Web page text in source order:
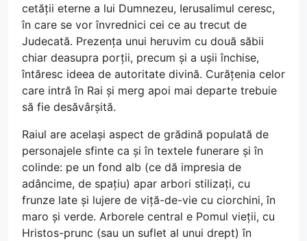
cetății eterne a lui Dumnezeu, Ierusalimul ceresc,
în care se vor învrednici cei ce au trecut de
Judecată. Prezența unui heruvim cu două săbii
chiar deasupra porții, precum și a ușii închise,
întăresc ideea de autoritate divină. Curățenia celor
care intră în Rai și merg apoi mai departe trebuie
să fie desăvârșită.
Raiul are același aspect de grădină populată de
personajele sfinte ca și în textele funerare și în
colinde: pe un fond alb (ce dă impresia de
adâncime, de spațiu) apar arbori stilizați, cu
frunze late și lujere de viță-de-vie cu ciorchini, în
maro și verde. Arborele central e Pomul vieții, cu
Hristos-prunc (sau un suflet al unui drept) în